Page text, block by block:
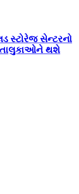
સ્ટોરેજ સેન્ટરનો
થશે